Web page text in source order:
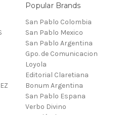
Popular Brands
San Pablo Colombia
San Pablo Mexico
San Pablo Argentina
Gpo. de Comunicacion
Loyola
Editorial Claretiana
Bonum Argentina
San Pablo Espana
Verbo Divino